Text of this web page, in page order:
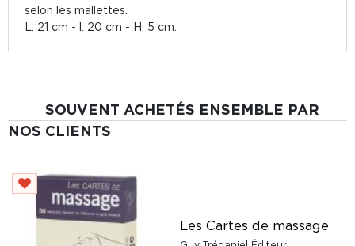
selon les mallettes.
L. 21 cm - l. 20 cm - H. 5 cm.
SOUVENT ACHETÉS ENSEMBLE PAR
NOS CLIENTS
Les Cartes de massage